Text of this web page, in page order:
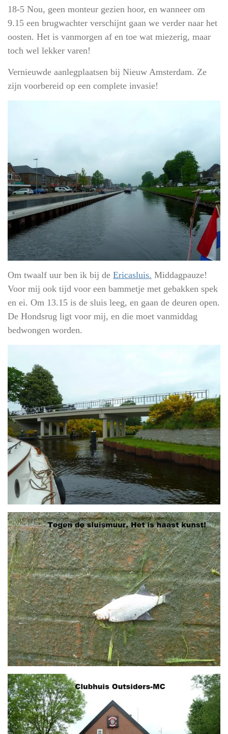
18-5 Nou, geen monteur gezien hoor, en wanneer om
9.15 een brugwachter verschijnt gaan we verder naar het
oosten. Het is vanmorgen af en toe wat miezerig, maar
toch wel lekker varen!
Vernieuwde aanlegplaatsen bij Nieuw Amsterdam. Ze
zijn voorbereid op een complete invasie!
Om twaalf uur ben ik bij de Ericasluis. Middagpauze!
Voor mij ook tijd voor een bammetje met gebakken spek
en ei. Om 13.15 is de sluis leeg, en gaan de deuren open.
De Hondsrug ligt voor mij, en die moet vanmiddag
bedwongen worden.